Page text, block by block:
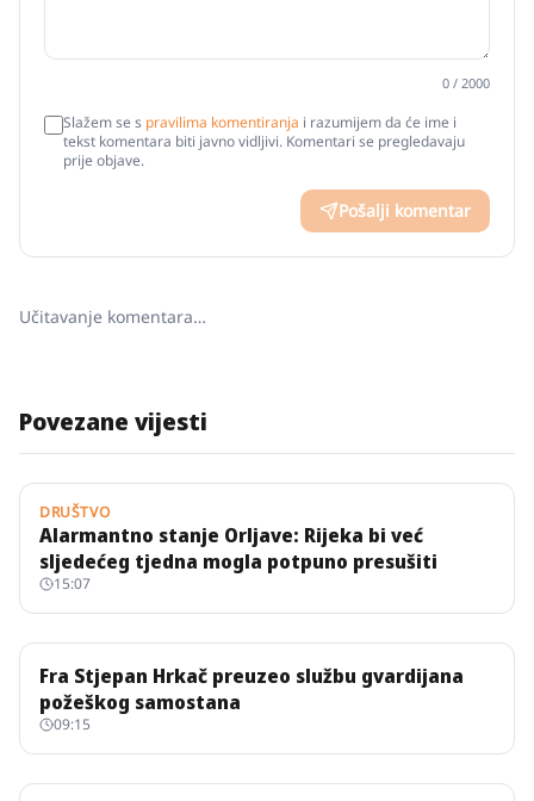
0 / 2000
Slažem se s pravilima komentiranja i razumijem da će ime i
tekst komentara biti javno vidljivi. Komentari se pregledavaju
prije objave.
Pošalji komentar
Učitavanje komentara…
Povezane vijesti
DRUŠTVO
Alarmantno stanje Orljave: Rijeka bi već
sljedećeg tjedna mogla potpuno presušiti
15:07
Fra Stjepan Hrkač preuzeo službu gvardijana
požeškog samostana
09:15